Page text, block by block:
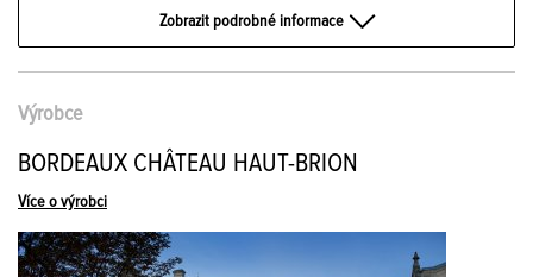
Zobrazit podrobné informace
Výrobce
BORDEAUX CHÂTEAU HAUT-BRION
Více o výrobci